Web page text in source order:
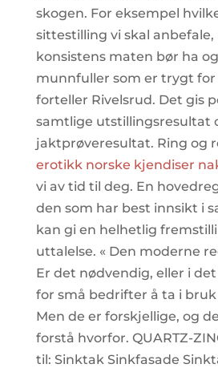
skogen. For eksempel
sittestilling vi skal anbefale,
konsistens maten bør ha
munnfuller som er trygt for
forteller Rivelsrud. Det gis
samtlige utstillingsresultat
jaktprøveresultat. Ring og
erotikk norske kjendiser
vi av tid til deg. En
den som har best innsikt i
kan gi en helhetlig
uttalelse. « Den moderne
Er det nødvendig, eller i
for små bedrifter å ta i bruk
Men de er forskjellige, og
forstå hvorfor. QUARTZ-
til: Sinktak Sinkfasade